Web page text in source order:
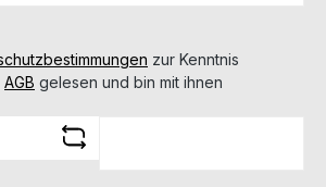
zur Kenntnis
AGB gelesen und bin mit ihnen